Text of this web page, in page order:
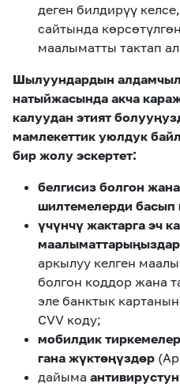
деген билдирүү
сайтында
маалыматты тактап
Шылуундардын
натыйжасында акча
калуудан этият
мамлекеттик уюлдук
бир жолу эскертет:
белгисиз болгон
шилтемелерди басып
үчүнчү жактарга эч
аркылуу келген
болгон коддор жана
эле банктык
CVV коду;
мобилдик
гана жүктөңүздөр
дайыма